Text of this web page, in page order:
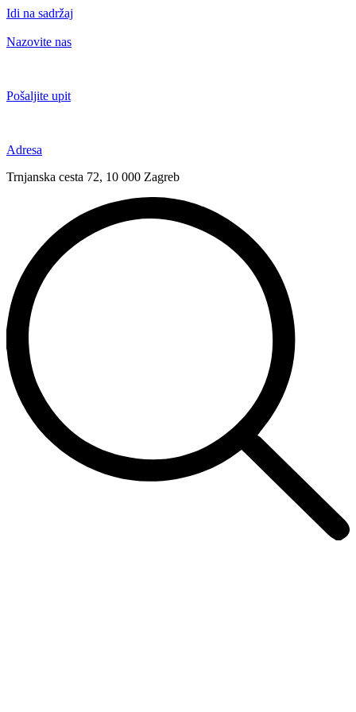
Idi na sadržaj
Nazovite nas
Pošaljite upit
Adresa
Trnjanska cesta 72, 10 000 Zagreb